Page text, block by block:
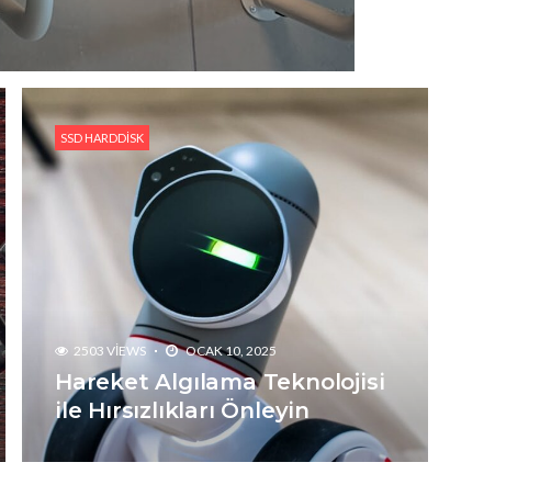
SSD HARDDISK
2503 VIEWS OCAK 10, 2025
Hareket Algılama Teknolojisi
ile Hırsızlıkları Önleyin